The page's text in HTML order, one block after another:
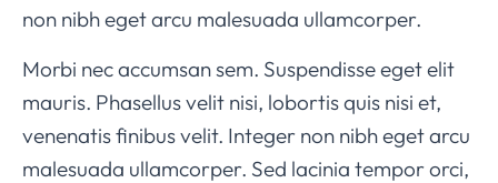
non nibh eget arcu malesuada ullamcorper.
Morbi nec accumsan sem. Suspendisse eget elit
mauris. Phasellus velit nisi, lobortis quis nisi et,
venenatis finibus velit. Integer non nibh eget arcu
malesuada ullamcorper. Sed lacinia tempor orci,